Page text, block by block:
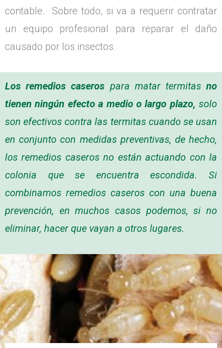
contable. Sobre todo, si va a requerir contratar
un equipo profesional para reparar el daño
causado por los insectos.
Los remedios caseros para matar termitasno
tienen ningún efecto a medio o largo plazo, solo
son efectivos contra las termitas cuando se usan
en conjunto con medidas preventivas, de hecho,
los remedios caseros no están actuando con la
colonia que se encuentra escondida. Si
combinamos remedios caseros con una buena
prevención, en muchos casos podemos, si no
eliminar, hacer que vayan a otros lugares.